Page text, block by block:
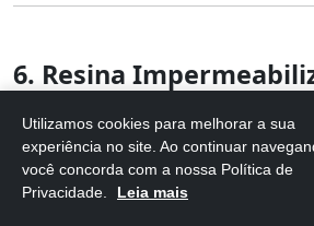
6. Resina
Ce
Utilizamos cookies para melhorar a sua
experiência no site. Ao continuar
você concorda com a nossa Política de
Privacidade.
Leia mais